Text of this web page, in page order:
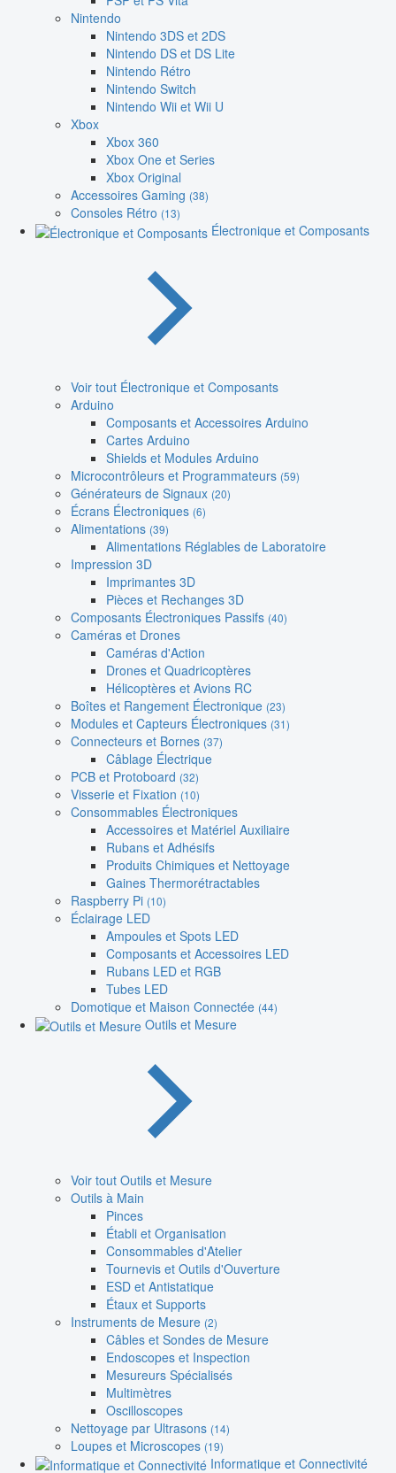
Nintendo
Nintendo 3DS et 2DS
Nintendo DS et DS Lite
Nintendo Rétro
Nintendo Switch
Nintendo Wii et Wii U
Xbox
Xbox 360
Xbox One et Series
Xbox Original
Accessoires Gaming (38)
Consoles Rétro (13)
Électronique et Composants
Voir tout Électronique et Composants
Arduino
Composants et Accessoires Arduino
Cartes Arduino
Shields et Modules Arduino
Microcontrôleurs et Programmateurs (59)
Générateurs de Signaux (20)
Écrans Électroniques (6)
Alimentations (39)
Alimentations Réglables de Laboratoire
Impression 3D
Imprimantes 3D
Pièces et Rechanges 3D
Composants Électroniques Passifs (40)
Caméras et Drones
Caméras d'Action
Drones et Quadricoptères
Hélicoptères et Avions RC
Boîtes et Rangement Électronique (23)
Modules et Capteurs Électroniques (31)
Connecteurs et Bornes (37)
Câblage Électrique
PCB et Protoboard (32)
Visserie et Fixation (10)
Consommables Électroniques
Accessoires et Matériel Auxiliaire
Rubans et Adhésifs
Produits Chimiques et Nettoyage
Gaines Thermorétractables
Raspberry Pi (10)
Éclairage LED
Ampoules et Spots LED
Composants et Accessoires LED
Rubans LED et RGB
Tubes LED
Domotique et Maison Connectée (44)
Outils et Mesure
Voir tout Outils et Mesure
Outils à Main
Pinces
Établi et Organisation
Consommables d'Atelier
Tournevis et Outils d'Ouverture
ESD et Antistatique
Étaux et Supports
Instruments de Mesure (2)
Câbles et Sondes de Mesure
Endoscopes et Inspection
Mesureurs Spécialisés
Multimètres
Oscilloscopes
Nettoyage par Ultrasons (14)
Loupes et Microscopes (19)
Informatique et Connectivité